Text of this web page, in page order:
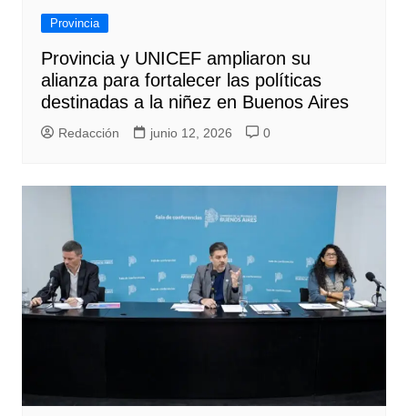
Provincia
Provincia y UNICEF ampliaron su
alianza para fortalecer las políticas
destinadas a la niñez en Buenos Aires
Redacción junio 12, 2026 0